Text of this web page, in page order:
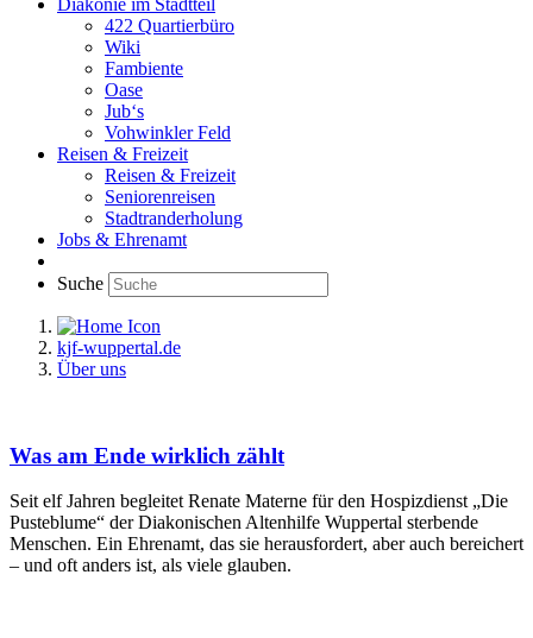
Diakonie im Stadtteil
422 Quartierbüro
Wiki
Fambiente
Oase
Jub‘s
Vohwinkler Feld
Reisen & Freizeit
Reisen & Freizeit
Seniorenreisen
Stadtranderholung
Jobs & Ehrenamt
Suche
kjf-wuppertal.de
Über uns
Was am Ende wirklich zählt
Seit elf Jahren begleitet Renate Materne für den Hospizdienst „Die
Pusteblume“ der Diakonischen Altenhilfe Wuppertal sterbende
Menschen. Ein Ehrenamt, das sie herausfordert, aber auch bereichert
– und oft anders ist, als viele glauben.